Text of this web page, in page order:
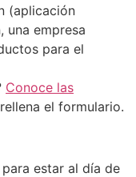
(aplicación
una empresa
para el
Conoce las
el formulario.
estar al día de